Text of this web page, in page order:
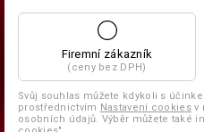
Firemní zákazník
(ceny bez DPH)
Svůj souhlas můžete kdykoli s
prostřednictvím Nastavení cookiesv
osobních údajů. Výběr můžete také